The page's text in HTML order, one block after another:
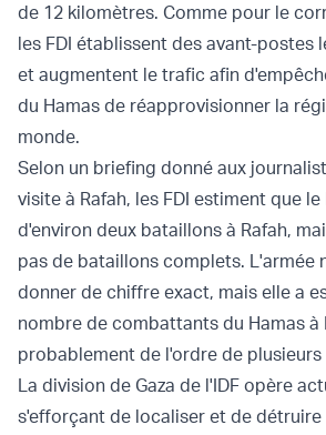
de 12 kilomètres. Comme pour le
les FDI établissent des avant-postes
et augmentent le trafic afin
du Hamas de réapprovisionner la
monde.
Selon un briefing donné aux
visite à Rafah, les FDI estiment que
d'environ deux bataillons à Rafah,
pas de bataillons complets. L'armée
donner de chiffre exact, mais elle a
nombre de combattants du Hamas à
probablement de l'ordre de plusieurs
La division de Gaza de l'IDF opère
s'efforçant de localiser et de